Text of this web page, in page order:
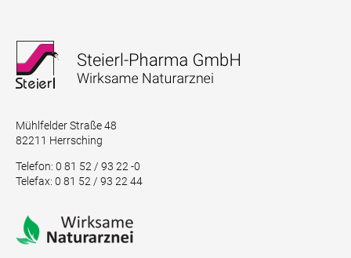
Mühlfelder Straße 48
82211 Herrsching
Telefon: 0 81 52 / 93 22 -0
Telefax: 0 81 52 / 93 22 44